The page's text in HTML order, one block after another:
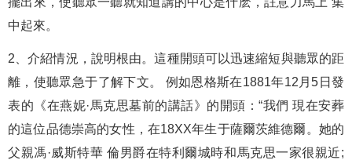
中起來。
2、介紹情況，說明根由。這種開頭可以迅速縮短與聽眾的距
離，使聽眾急于了解下文。 例如恩格斯在1881年12月5日發
表的《在燕妮·馬克思墓前的講話》的開頭：“我們 現在安葬
的這位品德崇高的女性，在18XX年生于薩爾茨維德爾。她的
父親馮·威斯特華 倫男爵在特利爾城時和馬克思一家很親近;